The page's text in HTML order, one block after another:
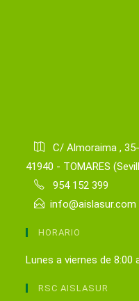
C/ Almoraima ,
41940 - TOMARES
954 152 399
info@aislasur.com
HORARIO
Lunes a viernes de 8:00
RSC AISLASUR